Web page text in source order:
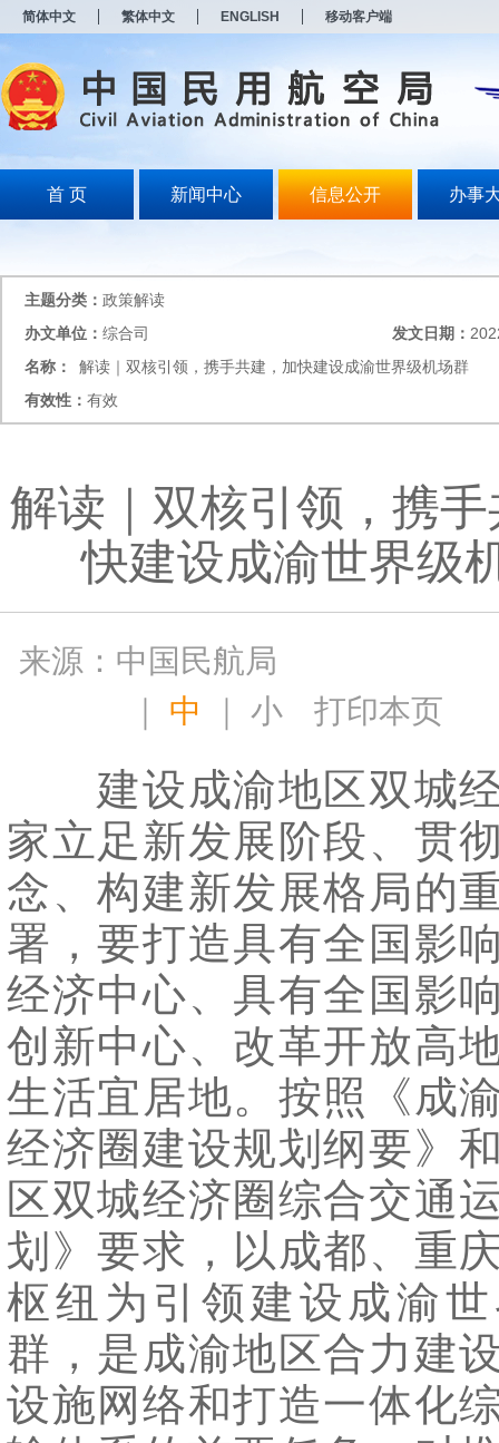
简体中文 繁体中文 ENGLISH 移动客户端
首 页 新闻中心 信息公开 办事
主题分类： 政策解读
办文单位： 综合司 发文日期：
名称：
解读｜双核引领，携手共建，加快建设成渝世界级机场群
有效性： 有效
解读｜双核引领，携
快建设成渝世界级
来源：中国民航局
｜ 中 ｜小 打印本页
建设成渝地区双城经
家立足新发展阶段、贯
念、构建新发展格局的
署，要打造具有全国影
经济中心、具有全国影
创新中心、改革开放高
生活宜居地。按照《成
经济圈建设规划纲要》
区双城经济圈综合交通
划》要求，以成都、重
枢纽为引领建设成渝
群，是成渝地区合力建
设施网络和打造一体化
打
开
无
障
说
盲